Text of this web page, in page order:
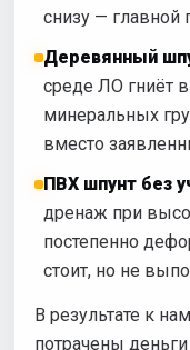
снизу —
Деревянный
среде ЛО гниёт
минеральных
вместо
ПВХ шпунт без
дренаж при
постепенно
стоит, но не
В результате к
потрачены